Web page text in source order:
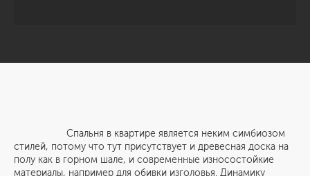
Спальня в квартире является неким симбиозом
стилей, потому что тут присутствует и древесная доска на
полу как в горном шале, и современные износостойкие
материалы, например для обивки изголовья. Динамику